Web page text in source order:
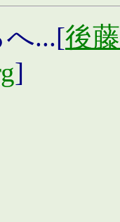
へ...[後
]